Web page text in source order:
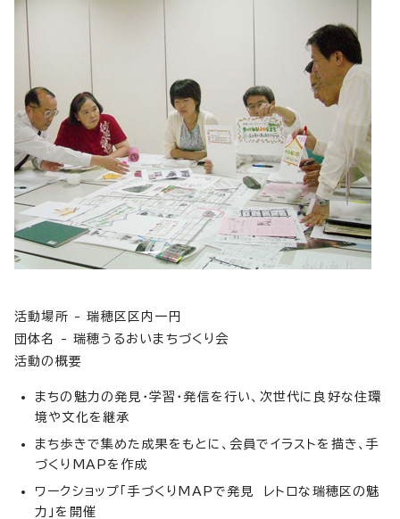
活動場所 - 瑞穂区区内一円
団体名 - 瑞穂うるおいまちづくり会
活動の概要
まちの魅力の発見・学習・発信を行い、次世代に良好な住環
境や文化を継承
まち歩きで集めた成果をもとに、会員でイラストを描き、手
づくりMAPを作成
ワークショップ「手づくりMAPで発見 レトロな瑞穂区の魅
力」を開催